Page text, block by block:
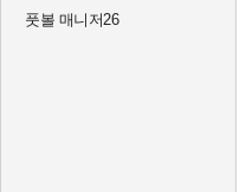
풋볼 매니저26